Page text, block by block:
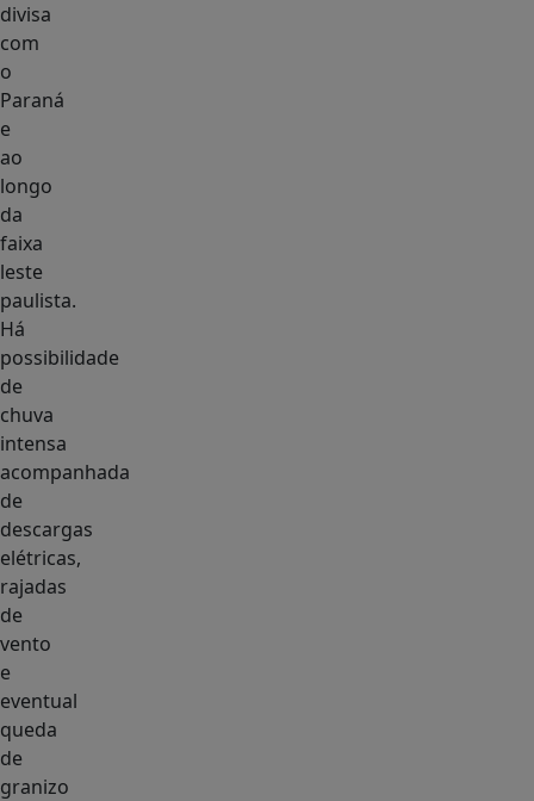
divisa
com
o
Paraná
e
ao
longo
da
faixa
leste
paulista.
Há
possibilidade
de
chuva
intensa
acompanhada
de
descargas
elétricas,
rajadas
de
vento
e
eventual
queda
de
granizo